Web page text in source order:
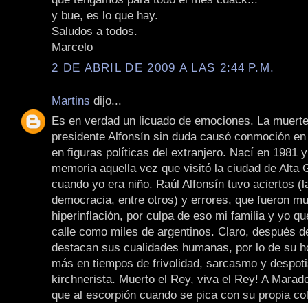
y bue, es lo que hay.
Saludos a todos.
Marcelo
2 DE ABRIL DE 2009 A LAS 2:44 P.M.
Martins dijo...
Es en verdad un licuado de emociones. La
presidente Alfonsín sin duda causó conmoción
en figuras políticas del extranjero. Nací en 1981
memoria aquella vez que visitó la ciudad de Alta
cuando yo era niño. Raúl Alfonsín tuvo aciertos
democracia, entre otros) y errores, que fueron
hiperinflación, por culpa de eso mi familia y yo
calle como miles de argentinos. Claro, después
destacan sus cualidades humanas, por lo de su
más en tiempos de frivolidad, sarcasmo y
kirchnerista. Muerto el Rey, viva el Rey! A
que al escorpión cuando se pica con su propia